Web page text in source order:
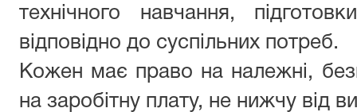
технічного навчання,
відповідно до суспільних потреб.
Кожен має право на належні,
на заробітну плату, не нижчу від